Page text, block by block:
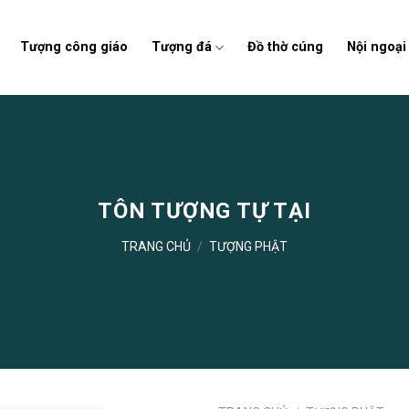
Tượng công giáo Tượng đá Đồ thờ cúng Nội
TÔN TƯỢNG TỰ TẠI
TRANG CHỦ / TƯỢNG PHẬT